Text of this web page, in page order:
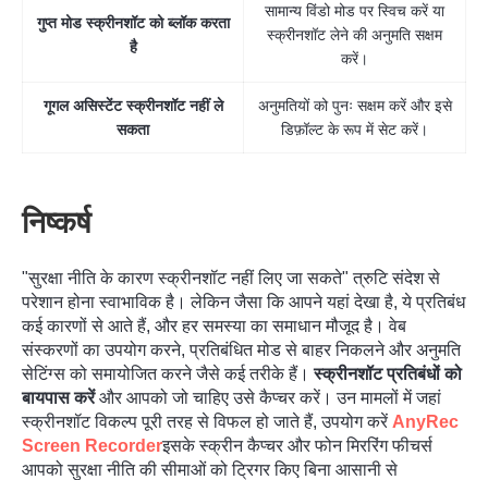
गुप्त मोड स्क्रीनशॉट को ब्लॉक करता
है
सामान्य विंडो मोड पर स्विच करें या
स्क्रीनशॉट लेने की अनुमति सक्षम
करें।
गूगल असिस्टेंट स्क्रीनशॉट नहीं ले
सकता
अनुमतियों को पुनः सक्षम करें और इसे
डिफ़ॉल्ट के रूप में सेट करें।
निष्कर्ष
"सुरक्षा नीति के कारण स्क्रीनशॉट नहीं लिए जा सकते" त्रुटि संदेश से
परेशान होना स्वाभाविक है। लेकिन जैसा कि आपने यहां देखा है, ये प्रतिबंध
कई कारणों से आते हैं, और हर समस्या का समाधान मौजूद है। वेब
संस्करणों का उपयोग करने, प्रतिबंधित मोड से बाहर निकलने और अनुमति
सेटिंग्स को समायोजित करने जैसे कई तरीके हैं।स्क्रीनशॉट प्रतिबंधों को
बायपास करेंऔर आपको जो चाहिए उसे कैप्चर करें। उन मामलों में जहां
स्क्रीनशॉट विकल्प पूरी तरह से विफल हो जाते हैं, उपयोग करें AnyRec
Screen Recorderइसके स्क्रीन कैप्चर और फोन मिररिंग फीचर्स
आपको सुरक्षा नीति की सीमाओं को ट्रिगर किए बिना आसानी से